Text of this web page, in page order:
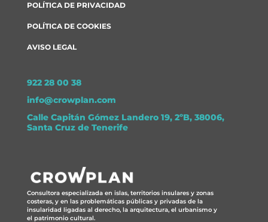
POLÍTICA DE PRIVACIDAD
POLÍTICA DE COOKIES
AVISO LEGAL
922 28 00 38
info@crowplan.com
Calle Capitán Gómez Landero 19, 2ºB, 38006,
Santa Cruz de Tenerife
Consultora especializada en islas, territorios insulares y zonas
costeras, y en las problemáticas públicas y privadas de la
insularidad ligadas al derecho, la arquitectura, el urbanismo y
el patrimonio cultural.